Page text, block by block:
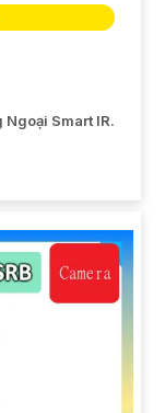
Smart IR.